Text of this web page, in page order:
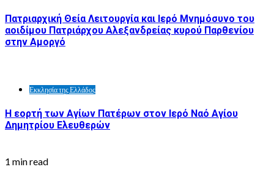
Πατριαρχική Θεία Λειτουργία και Ιερό Μνημόσυνο του
αοιδίμου Πατριάρχου Αλεξανδρείας κυρού Παρθενίου
στην Αμοργό
Εκκλησία της Ελλάδος
Η εορτή των Αγίων Πατέρων στον Ιερό Ναό Αγίου
Δημητρίου Ελευθερών
1 min read